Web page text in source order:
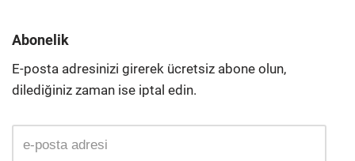
Abonelik
E-posta adresinizi girerek ücretsiz abone olun,
dilediğiniz zaman ise iptal edin.